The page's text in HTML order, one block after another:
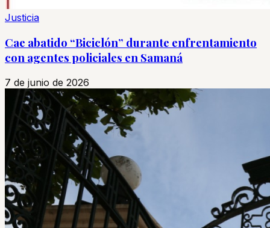
Justicia
Cae abatido “Biciclón” durante enfrentamiento
con agentes policiales en Samaná
7 de junio de 2026